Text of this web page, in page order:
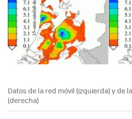
Datos de la red móvil (izquierda) y de
(derecha)